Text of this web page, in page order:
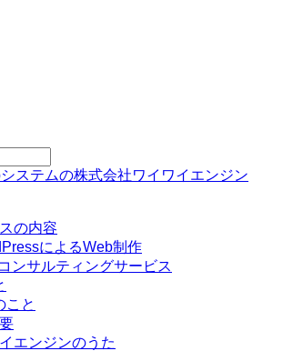
の内容
によるWeb制作
ンサルティングサービス
こと
エンジンのうた